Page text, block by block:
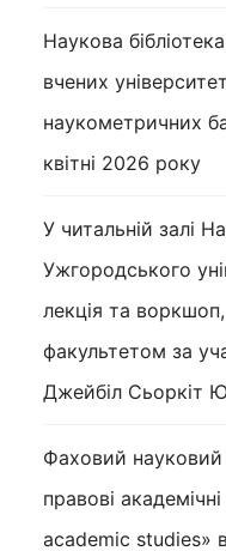
Наукова
вчених
наукометричних
квітні 2026 року
У читальній залі
Ужгородського
лекція та
факультетом за
Джейбіл Сьоркіт
Фаховий
правові
academic studies»